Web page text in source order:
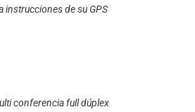
instrucciones de su GPS
conferencia full dúplex